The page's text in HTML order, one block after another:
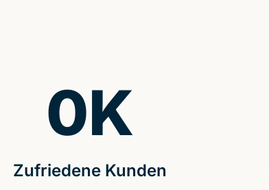
Zufriedene Kunden
0K